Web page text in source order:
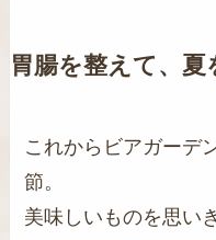
胃腸を整えて、夏
これからビアガーデ
節。
美味しいものを思い